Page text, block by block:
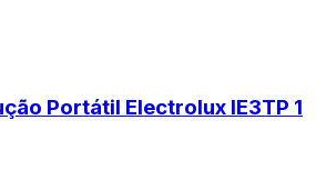
Portátil Electrolux IE3TP 1